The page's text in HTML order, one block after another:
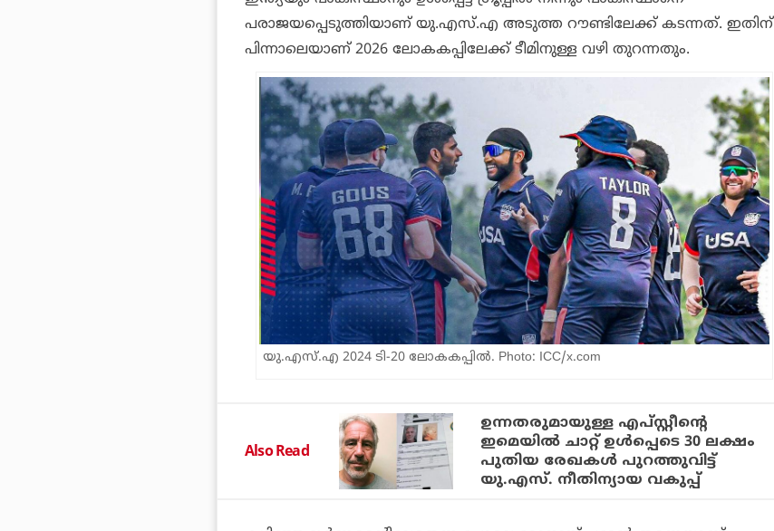
പരാജയപ്പെടുത്തിയാണ് യു.എസ്.എ അടുത്ത റൗണ്ടിലേക്ക് കടന്നത്. ഇതിന്
പിന്നാലെയാണ് 2026 ലോകകപ്പിലേക്ക് ടീമിനുള്ള വഴി തുറന്നതും.
യു.എസ്.എ 2024 ടി-20 ലോകകപ്പില്‍. Photo: ICC/x.com
Also Read
ഉന്നതരുമായുള്ള എപ്സ്റ്റീന്റെ
ഇമെയില്‍ ചാറ്റ് ഉള്‍പ്പെടെ 30 ലക്ഷം
പുതിയ രേഖകള്‍ പുറത്തുവിട്ട്
യു.എസ്. നീതിന്യായ വകുപ്പ്